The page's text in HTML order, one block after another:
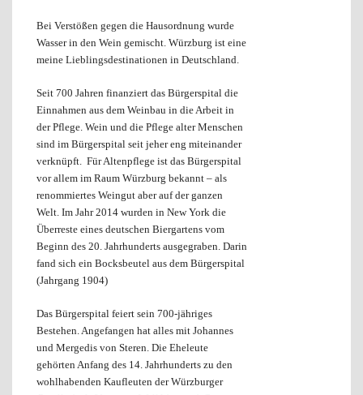
Bei Verstößen gegen die Hausordnung wurde
Wasser in den Wein gemischt. Würzburg ist eine
meine Lieblingsdestinationen in Deutschland.
Seit 700 Jahren finanziert das Bürgerspital die
Einnahmen aus dem Weinbau in die Arbeit in
der Pflege. Wein und die Pflege alter Menschen
sind im Bürgerspital seit jeher eng miteinander
verknüpft. Für Altenpflege ist das Bürgerspital
vor allem im Raum Würzburg bekannt – als
renommiertes Weingut aber auf der ganzen
Welt. Im Jahr 2014 wurden in New York die
Überreste eines deutschen Biergartens vom
Beginn des 20. Jahrhunderts ausgegraben. Darin
fand sich ein Bocksbeutel aus dem Bürgerspital
(Jahrgang 1904)
Das Bürgerspital feiert sein 700-jähriges
Bestehen. Angefangen hat alles mit Johannes
und Mergedis von Steren. Die Eheleute
gehörten Anfang des 14. Jahrhunderts zu den
wohlhabenden Kaufleuten der Würzburger